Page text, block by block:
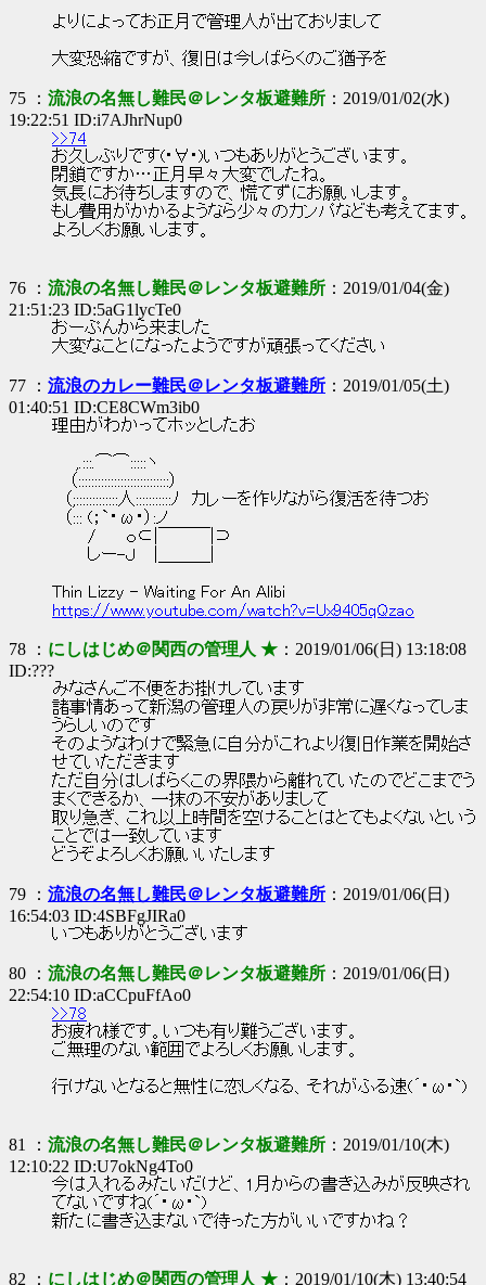
よりによってお正月で管理人が出ておりまして
大変恐縮ですが、復旧は今しばらくのご猶予を
75 ： 流浪の名無し難民＠レンタ板避難所 ：2019/01/02(水)
19:22:51 ID:i7AJhrNup0
>>74
お久しぶりです(･∀･)いつもありがとうございます。
閉鎖ですか…正月早々大変でしたね。
気長にお待ちしますので、慌てずにお願いします。
もし費用がかかるようなら少々のカンパなども考えてます。
よろしくお願いします。
76 ： 流浪の名無し難民＠レンタ板避難所 ：2019/01/04(金)
21:51:23 ID:5aG1lycTe0
おーぷんから来ました
大変なことになったようですが頑張ってください
77 ： 流浪のカレー難民＠レンタ板避難所 ：2019/01/05(土)
01:40:51 ID:CE8CWm3ib0
理由がわかってホッとしたお
,.:::.⌒⌒:::::ヽ
（::::::::::::::::::::::::::::）
（;:::::::::::::人:::::::::::ﾉ カレーを作りながら復活を待つお
（::: (；`・ω・）:ノ
/ ｏ⊂|￣￣￣|⊃
しー-Ｊ |＿＿＿|
Thin Lizzy - Waiting For An Alibi
https://www.youtube.com/watch?v=Ux9405qQzao
78 ： にしはじめ＠関西の管理人 ★ ：2019/01/06(日) 13:18:08
ID:???
みなさんご不便をお掛けしています
諸事情あって新潟の管理人の戻りが非常に遅くなってしま
うらしいのです
そのようなわけで緊急に自分がこれより復旧作業を開始さ
せていただきます
ただ自分はしばらくこの界隈から離れていたのでどこまでう
まくできるか、一抹の不安がありまして
取り急ぎ、これ以上時間を空けることはとてもよくないという
ことでは一致しています
どうぞよろしくお願いいたします
79 ： 流浪の名無し難民＠レンタ板避難所 ：2019/01/06(日)
16:54:03 ID:4SBFgJIRa0
いつもありがとうございます
80 ： 流浪の名無し難民＠レンタ板避難所 ：2019/01/06(日)
22:54:10 ID:aCCpuFfAo0
>>78
お疲れ様です。いつも有り難うございます。
ご無理のない範囲でよろしくお願いします。
行けないとなると無性に恋しくなる、それがふる速(´･ω･`)
81 ： 流浪の名無し難民＠レンタ板避難所 ：2019/01/10(木)
12:10:22 ID:U7okNg4To0
今は入れるみたいだけど、1月からの書き込みが反映され
てないですね(´･ω･`)
新たに書き込まないで待った方がいいですかね？
82 ： にしはじめ＠関西の管理人 ★ ：2019/01/10(木) 13:40:54